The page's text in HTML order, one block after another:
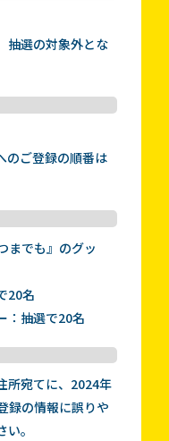
抽選の対象外とな
のご登録の順番は
までも』のグッ
20名
：抽選で20名
所宛てに、2024年
録の情報に誤りや
。